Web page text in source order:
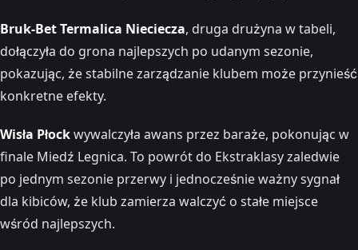
Bruk-Bet Termalica Nieciecza, druga drużyna w tabeli,
dołączyła do grona najlepszych po udanym sezonie,
pokazując, że stabilne zarządzanie klubem może przynieść
konkretne efekty.
Wisła Płockwywalczyła awans przez baraże, pokonując w
finale Miedź Legnica. To powrót do Ekstraklasy zaledwie
po jednym sezonie przerwy i jednocześnie ważny sygnał
dla kibiców, że klub zamierza walczyć o stałe miejsce
wśród najlepszych.